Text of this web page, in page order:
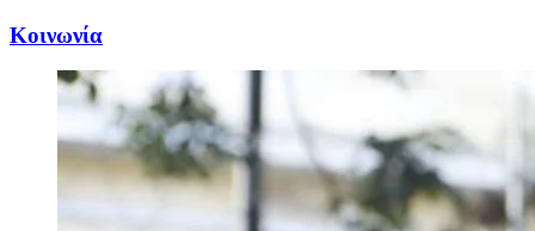
Κοινωνία